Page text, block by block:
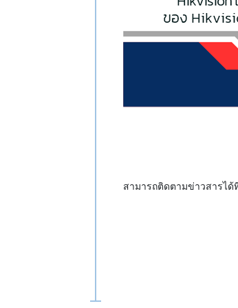
สามารถติดตามข่าวสารได้